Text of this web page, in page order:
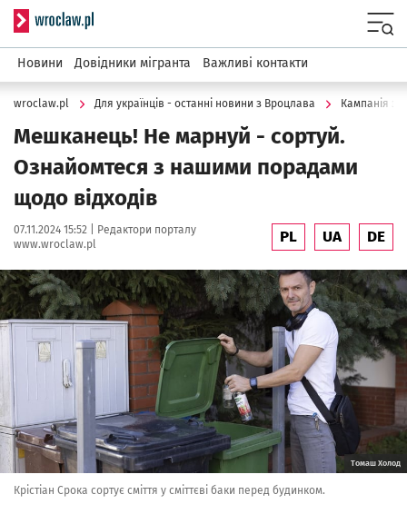
Serwis informacyjny wroclaw.pl
Новини Довідники мігранта Важливі контакти
wroclaw.pl Для українців - останні новини з Вроцлава Кампанія з
Мешканець! Не марнуй - сортуй.
Ознайомтеся з нашими порадами
щодо відходів
Data publikacji:
07.11.2024 15:52 | Autor:
Редактори порталу
www.wroclaw.pl
PL UA DE
Kliknij, aby powiększyć
Томаш Холод
Крістіан Срока сортує сміття у сміттєві баки перед будинком.